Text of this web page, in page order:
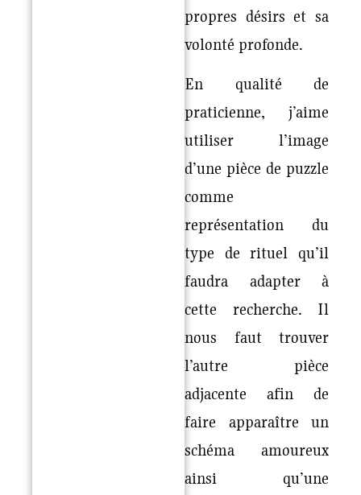
propres désirs et sa
volonté profonde.
En qualité de
praticienne, j’aime
utiliser l’image
d’une pièce de puzzle
comme
représentation du
type de rituel qu’il
faudra adapter à
cette recherche. Il
nous faut trouver
l’autre pièce
adjacente afin de
faire apparaître un
schéma amoureux
ainsi qu’une